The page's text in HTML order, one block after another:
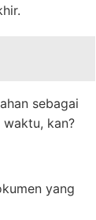
sebagai
kan?
yang